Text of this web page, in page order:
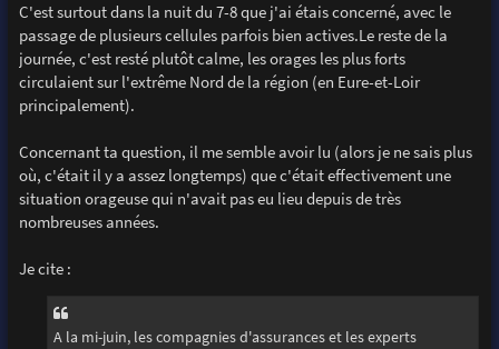
C'est surtout dans la nuit du 7-8 que j'ai étais concerné, avec le
passage de plusieurs cellules parfois bien actives.Le reste de la
journée, c'est resté plutôt calme, les orages les plus forts
circulaient sur l'extrême Nord de la région (en Eure-et-Loir
principalement).
Concernant ta question, il me semble avoir lu (alors je ne sais plus
où, c'était il y a assez longtemps) que c'était effectivement une
situation orageuse qui n'avait pas eu lieu depuis de très
nombreuses années.
Je cite :
A la mi-juin, les compagnies d'assurances et les experts